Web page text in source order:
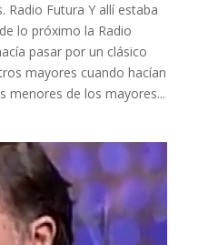
Radio Futura Y allí estaba
lo próximo la Radio
pasar por un clásico
mayores cuando hacían
menores de los mayores...